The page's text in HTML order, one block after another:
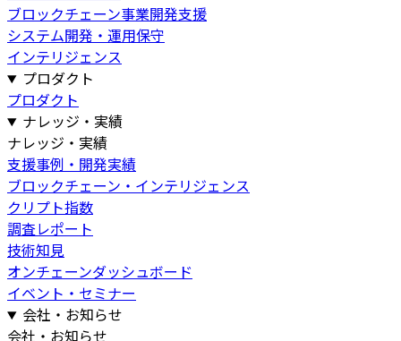
ブロックチェーン事業開発支援
システム開発・運用保守
インテリジェンス
プロダクト
プロダクト
ナレッジ・実績
ナレッジ・実績
支援事例・開発実績
ブロックチェーン・インテリジェンス
クリプト指数
調査レポート
技術知見
オンチェーンダッシュボード
イベント・セミナー
会社・お知らせ
会社・お知らせ